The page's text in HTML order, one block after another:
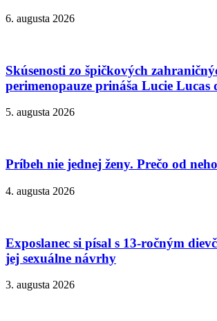
6. augusta 2026
Skúsenosti zo špičkových
perimenopauze prináša Lucie Lucas
5. augusta 2026
Príbeh nie jednej ženy. Prečo od
4. augusta 2026
Exposlanec si písal s 13-ročným
jej sexuálne návrhy
3. augusta 2026